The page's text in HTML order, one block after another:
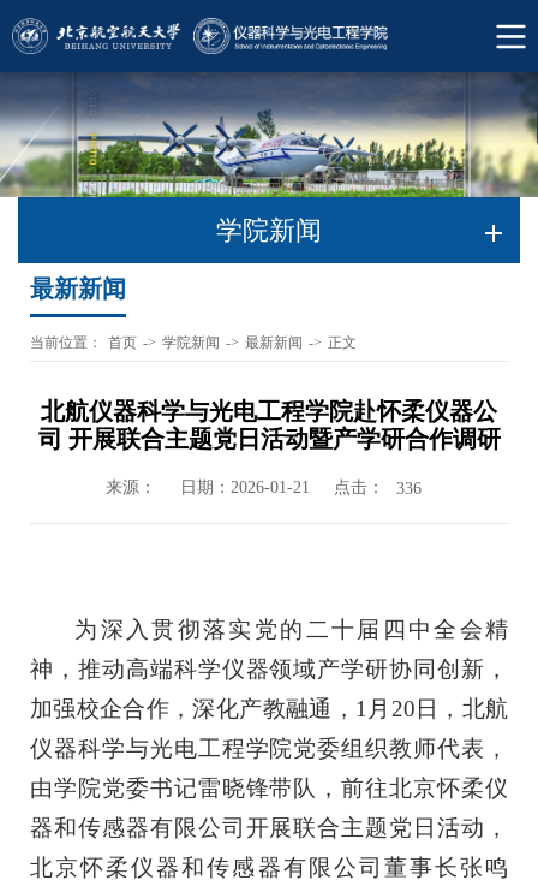
学院新闻
最新新闻
当前位置： 首页 -> 学院新闻 -> 最新新闻 -> 正文
北航仪器科学与光电工程学院赴怀柔仪器公
司 开展联合主题党日活动暨产学研合作调研
来源： 日期：2026-01-21 点击： 336
为深入贯彻落实 党的二十届四中全会精
神 ，推动高端科学仪器领域产学研协同创新，
加强校企合作，深化产教融通，1月20日，北航
仪器科学与光电工程学院党委组织教师代表 ，
由学院党委书记雷晓锋带队，前往北京怀柔仪
器和传感器有限公司开展联合主题党日活动 ，
北京怀柔仪器和传感器有限公司董事长张鸣